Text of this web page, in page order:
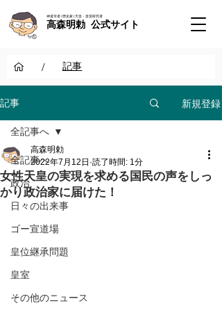
神道学者 / 歴史家 / 天皇・皇室研究者
高森明勅 公式サイト
/ 記事
記事 新規登録
全記事へ
政治
日々の出来事
ゴー宣道場
皇位継承問題
皇室
その他のニュース
全記事へ
女性天皇の実現を求める国民の声をしっ
かり政治家に届けた！
高森明勅
2022年7月12日 読了時間: 1分